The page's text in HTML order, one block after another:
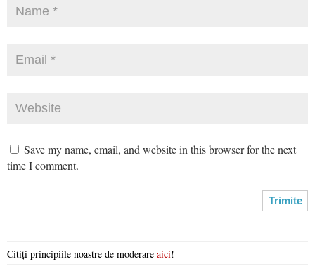
Save my name, email, and website in this browser for the next
time I comment.
Citiți principiile noastre de moderare aici!